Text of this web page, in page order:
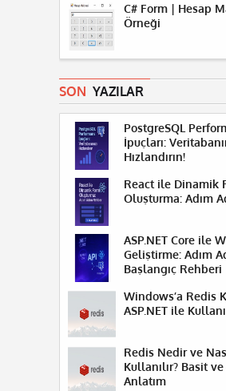
C# Form | Hesap
Örneği
SON YAZILAR
PostgreSQL
İpuçları:
Hızlandırın!
React ile Dinamik
Oluşturma: Adım
ASP.NET Core ile
Geliştirme: Adım
Başlangıç Rehberi
Windows’a Redis
ASP.NET ile
Redis Nedir ve
Kullanılır? Basit ve
Anlatım